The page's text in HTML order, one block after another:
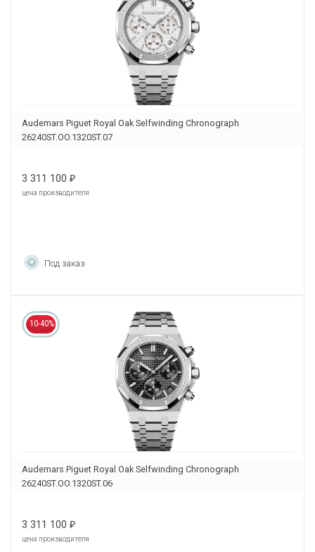
Audemars Piguet Royal Oak Selfwinding Chronograph
26240ST.OO.1320ST.07
3 311 100 ₽
цена производителя
Под заказ
10-40%
Audemars Piguet Royal Oak Selfwinding Chronograph
26240ST.OO.1320ST.06
3 311 100 ₽
цена производителя